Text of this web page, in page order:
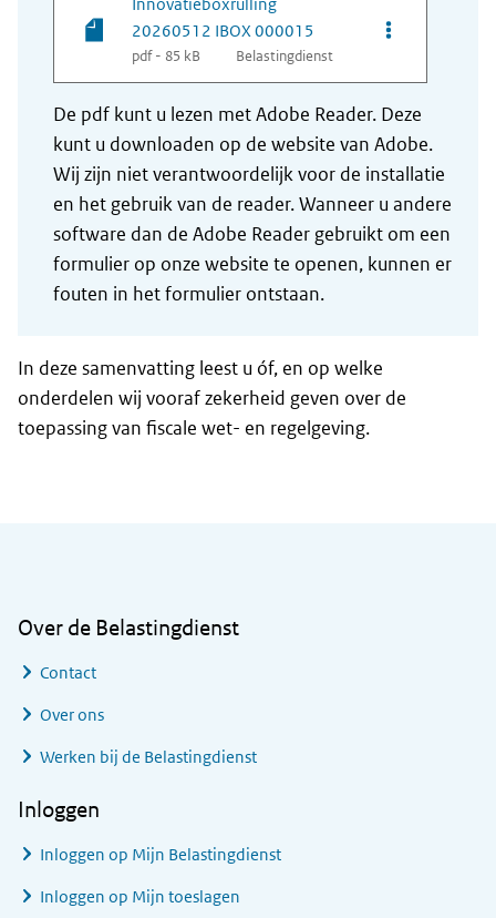
20260512 IBOX 000015
pdf - 85 kB Belastingdienst
Opties van
De pdf kunt u lezen met Adobe Reader. Deze
kunt u downloaden op de website van Adobe.
Wij zijn niet verantwoordelijk voor de installatie
en het gebruik van de reader. Wanneer u andere
software dan de Adobe Reader gebruikt om een
formulier op onze website te openen, kunnen er
fouten in het formulier ontstaan.
In deze samenvatting leest u óf, en op welke
onderdelen wij vooraf zekerheid geven over de
toepassing van fiscale wet- en regelgeving.
Over de Belastingdienst
Contact
Over ons
Werken bij de Belastingdienst
Inloggen
Inloggen op Mijn Belastingdienst
Inloggen op Mijn toeslagen